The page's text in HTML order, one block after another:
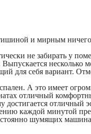
и мирным
не забирать у
несколько
для себя вариант.
А это имеет
отличный
отличный
каждой минутой
шумящих